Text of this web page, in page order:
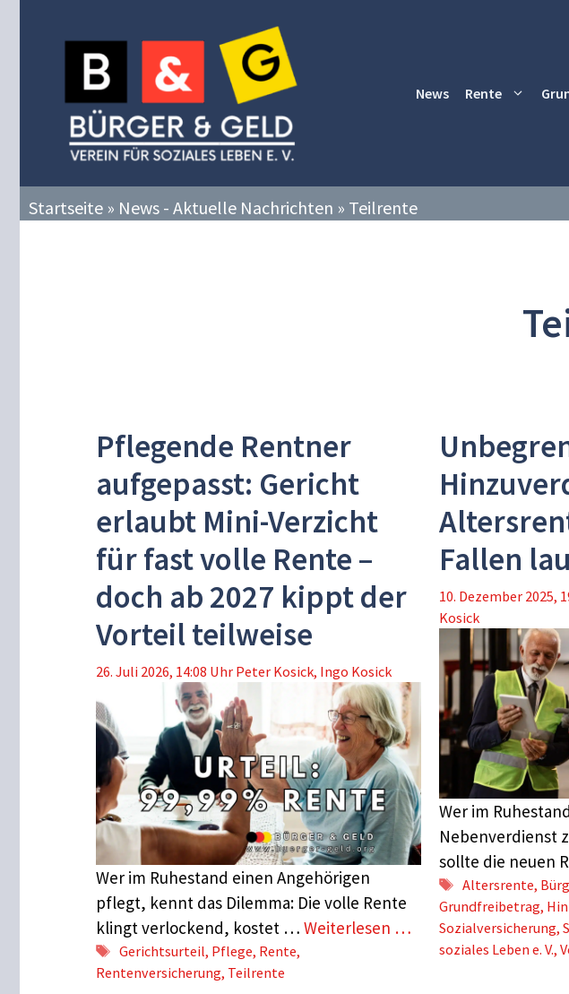
News Rente
Startseite » News - Aktuelle Nachrichten » Teilrente
Pflegende Rentner
aufgepasst: Gericht
erlaubt Mini-Verzicht
für fast volle Rente –
doch ab 2027 kippt der
Vorteil teilweise
26. Juli 2026, 14:08 Uhr Peter Kosick, Ingo Kosick
Wer im Ruhestand einen Angehörigen
pflegt, kennt das Dilemma: Die volle Rente
klingt verlockend, kostet … Weiterlesen …
Schlagwörter
Gerichtsurteil, Pflege, Rente,
Rentenversicherung, Teilrente
Fallen
10. Dezember 2025,
Kosick
Wer im
Nebenverdienst
sollte die neuen
Schlagwörter
Altersrente,
Grundfreibetrag,
Sozialversicherung,
soziales Leben e. V.,